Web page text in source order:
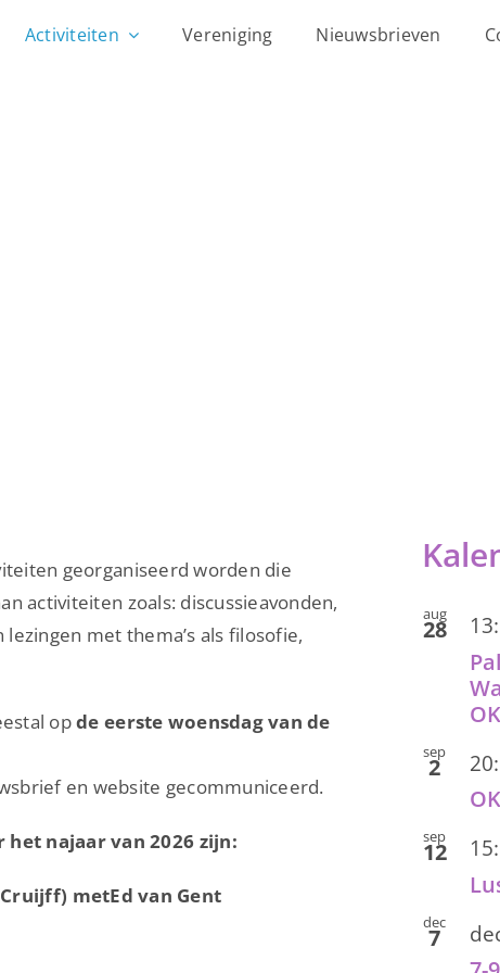
Activiteiten Vereniging Nieuwsbrieven
georganiseerd worden die
activiteiten zoals: discussieavonden,
met thema’s als filosofie,
opde eerste woensdag van de
en website gecommuniceerd.
najaar van 2026 zijn:
metEd van Gent
aug
28
sep
2
sep
12
dec
7